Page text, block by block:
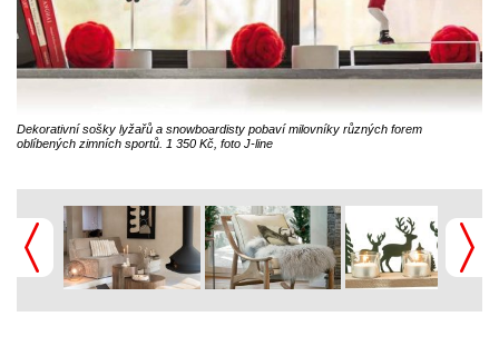
Dekorativní sošky lyžařů a snowboardisty pobaví milovníky různých forem
oblíbených zimních sportů. 1 350 Kč, foto J-line